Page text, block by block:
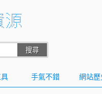
手氣不錯 網站歷